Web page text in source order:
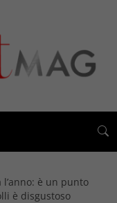
è un punto
è disgustoso